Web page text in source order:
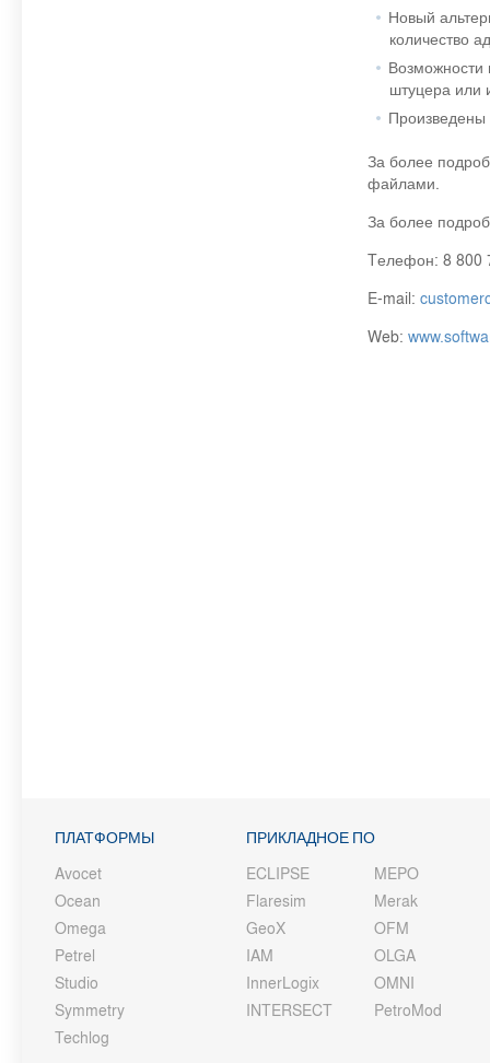
Новый
количество
штуцера или
Произведены
За более
файлами.
За более
Tелефон: 8 800
E-mail:
Web:
ПЛАТФОРМЫ
Avocet
Ocean
Omega
Petrel
Studio
Symmetry
Techlog
ПРИКЛАДНОЕ ПО
ECLIPSE
Flaresim
GeoX
IAM
InnerLogix
INTERSECT
MEPO
Merak
OFM
OLGA
OMNI
PetroMod